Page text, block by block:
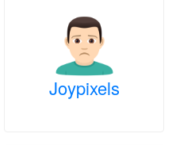
Joypixels